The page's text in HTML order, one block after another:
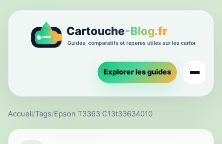
Explorer les guides
Accueil/Tags/Epson T3363 C13t33634010